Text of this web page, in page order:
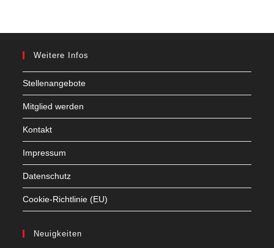
Weitere Infos
Stellenangebote
Mitglied werden
Kontakt
Impressum
Datenschutz
Cookie-Richtlinie (EU)
Neuigkeiten